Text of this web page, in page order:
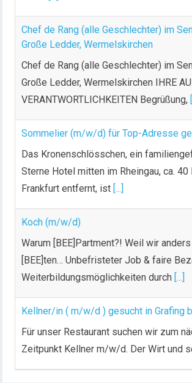
Chef de Rang (alle Geschlechter) im
Große Ledder, Wermelskirchen
Chef de Rang (alle Geschlechter) im
Große Ledder, Wermelskirchen IHRE
VERANTWORTLICHKEITEN Begrüßung,
Sommelier (m/w/d) für Top-Adresse
Das Kronenschlösschen, ein
Sterne Hotel mitten im Rheingau, ca. 40
Frankfurt entfernt, ist [...]
Koch (m/w/d)
Warum [BEE]Partment?! Weil wir
[BEE]ten… Unbefristeter Job & faire
Weiterbildungsmöglichkeiten durch [...]
Kellner/in ( m/w/d ) gesucht in Grafing
Für unser Restaurant suchen wir zum
Zeitpunkt Kellner m/w/d. Der Wirt und